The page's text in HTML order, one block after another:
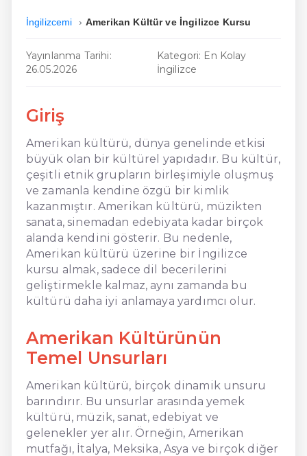
Hızlı İngilizce
İngilizcemi Amerikan Kültür ve İngilizce Kursu
Yayınlanma Tarihi:
26.05.2026
Kategori: En Kolay
İngilizce
Giriş
Amerikan kültürü, dünya genelinde etkisi
büyük olan bir kültürel yapıdadır. Bu kültür,
çeşitli etnik grupların birleşimiyle oluşmuş
ve zamanla kendine özgü bir kimlik
kazanmıştır. Amerikan kültürü, müzikten
sanata, sinemadan edebiyata kadar birçok
alanda kendini gösterir. Bu nedenle,
Amerikan kültürü üzerine bir İngilizce
kursu almak, sadece dil becerilerini
geliştirmekle kalmaz, aynı zamanda bu
kültürü daha iyi anlamaya yardımcı olur.
Amerikan Kültürünün
Temel Unsurları
Amerikan kültürü, birçok dinamik unsuru
barındırır. Bu unsurlar arasında yemek
kültürü, müzik, sanat, edebiyat ve
gelenekler yer alır. Örneğin, Amerikan
mutfağı, İtalya, Meksika, Asya ve birçok diğer